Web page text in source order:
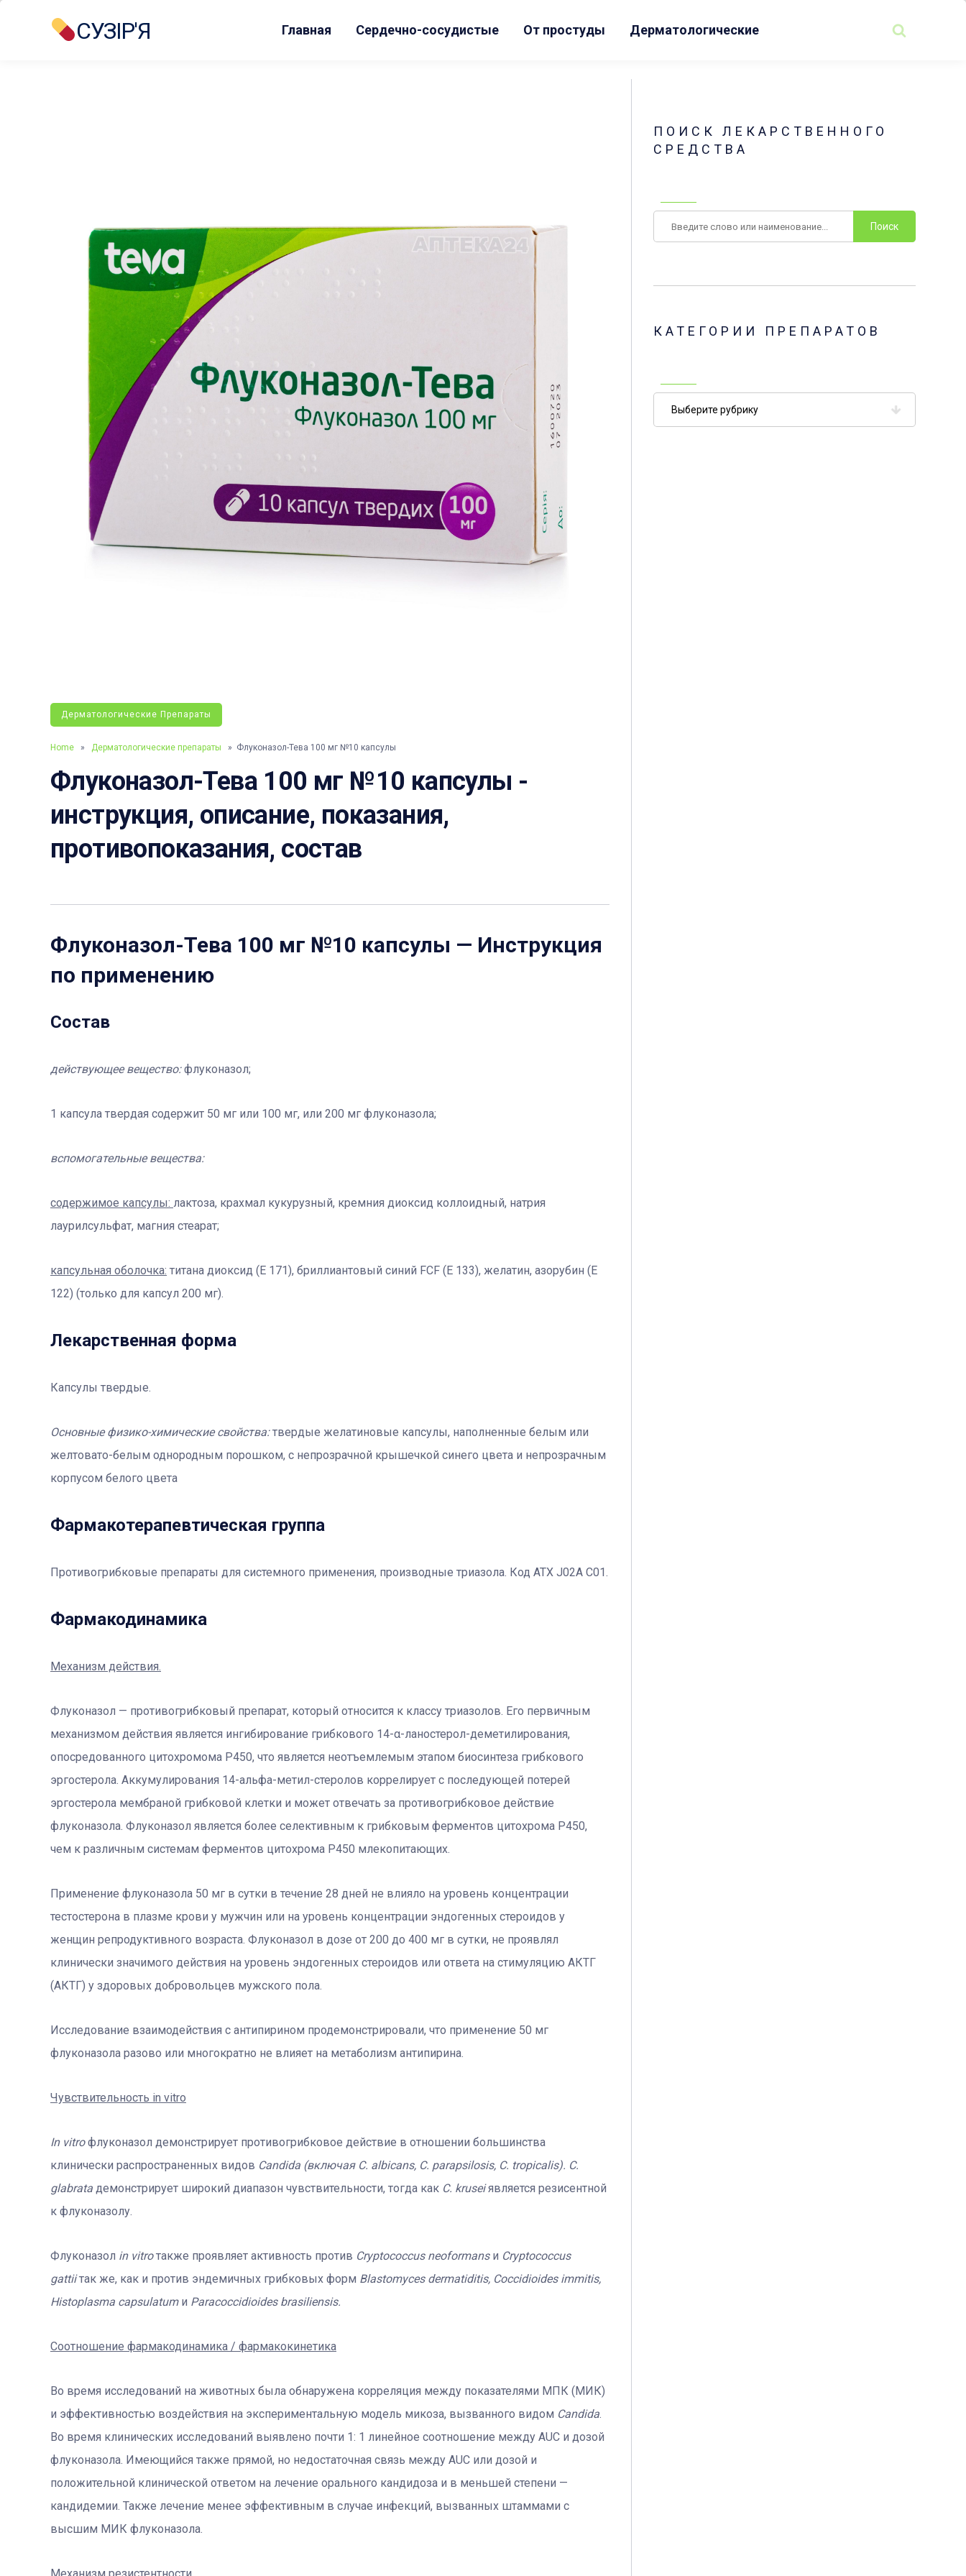
СУЗІР'Я Главная Сердечно-сосудистые От простуды Дерматологические
Дерматологические Препараты
Home » Дерматологические препараты » Флуконазол-Тева 100 мг №10 капсулы
Флуконазол-Тева 100 мг №10 капсулы -
инструкция, описание, показания,
противопоказания, состав
Флуконазол-Тева 100 мг №10 капсулы — Инструкция
по применению
Состав
действующее вещество:флуконазол;
1 капсула твердая содержит 50 мг или 100 мг, или 200 мг флуконазола;
вспомогательные вещества:
содержимое капсулы: лактоза, крахмал кукурузный, кремния диоксид коллоидный, натрия
лаурилсульфат, магния стеарат;
капсульная оболочка: титана диоксид (Е 171), бриллиантовый синий FCF (Е 133), желатин, азорубин (Е
122) (только для капсул 200 мг).
Лекарственная форма
Капсулы твердые.
Основные физико-химические свойства:твердые желатиновые капсулы, наполненные белым или
желтовато-белым однородным порошком, с непрозрачной крышечкой синего цвета и непрозрачным
корпусом белого цвета
Фармакотерапевтичеcкая группа
Противогрибковые препараты для системного применения, производные триазола. Код АТХ J02A C01.
Фармакодинамика
Механизм действия.
Флуконазол — противогрибковый препарат, который относится к классу триазолов. Его первичным
механизмом действия является ингибирование грибкового 14-α-ланостерол-деметилирования,
опосредованного цитохромома Р450, что является неотъемлемым этапом биосинтеза грибкового
эргостерола. Аккумулирования 14-альфа-метил-стеролов коррелирует с последующей потерей
эргостерола мембраной грибковой клетки и может отвечать за противогрибковое действие
флуконазола. Флуконазол является более селективным к грибковым ферментов цитохрома Р450,
чем к различным системам ферментов цитохрома Р450 млекопитающих.
Применение флуконазола 50 мг в сутки в течение 28 дней не влияло на уровень концентрации
тестостерона в плазме крови у мужчин или на уровень концентрации эндогенных стероидов у
женщин репродуктивного возраста. Флуконазол в дозе от 200 до 400 мг в сутки, не проявлял
клинически значимого действия на уровень эндогенных стероидов или ответа на стимуляцию АКТГ
(АКТГ) у здоровых добровольцев мужского пола.
Исследование взаимодействия с антипирином продемонстрировали, что применение 50 мг
флуконазола разово или многократно не влияет на метаболизм антипирина.
Чувствительность in vitro
In vitroфлуконазол демонстрирует противогрибковое действие в отношении большинства
клинически распространенных видов Candida (включая C. albicans, C. parapsilosis, C. tropicalis). C.
glabrata демонстрирует широкий диапазон чувствительности, тогда как C. kruseiявляется резисентной
к флуконазолу.
Флуконазол in vitroтакже проявляет активность против Cryptococcus neoformansи Cryptococcus
gattiiтак же, как и против эндемичных грибковых форм Blastomyces dermatiditis, Coccidioides immitis,
Histoplasma capsulatumи Paracoccidioides brasiliensis.
Соотношение фармакодинамика / фармакокинетика
Во время исследований на животных была обнаружена корреляция между показателями МПК (МИК)
и эффективностью воздействия на экспериментальную модель микоза, вызванного видом Candida
Во время клинических исследований выявлено почти 1: 1 линейное соотношение между AUC и дозой
флуконазола. Имеющийся также прямой, но недостаточная связь между AUC или дозой и
положительной клинической ответом на лечение орального кандидоза и в меньшей степени —
кандидемии. Также лечение менее эффективным в случае инфекций, вызванных штаммами с
высшим МИК флуконазола.
Механизм резистентности
ПОИСК ЛЕКАРСТВЕННОГО
СРЕДСТВА
КАТЕГОРИИ ПРЕПАРАТОВ
препаратов